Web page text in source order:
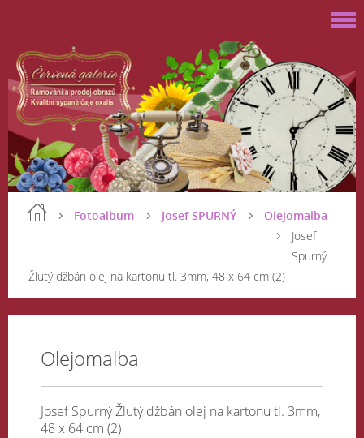
Fotoalbum Josef SPURNÝ
Olejomalba
Josef
Spurný
Žlutý džbán olej na kartonu tl. 3mm, 48 x 64 cm (2)
Olejomalba
Josef Spurný Žlutý džbán olej na kartonu tl. 3mm,
48 x 64 cm (2)